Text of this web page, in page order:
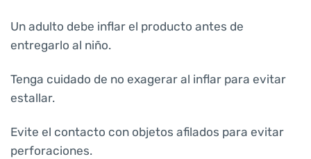
Un adulto debe inflar el producto antes de
entregarlo al niño.
Tenga cuidado de no exagerar al inflar para evitar
estallar.
Evite el contacto con objetos afilados para evitar
perforaciones.